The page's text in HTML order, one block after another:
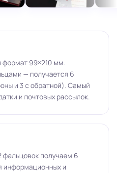
формат 99×210 мм.
— получается 6
и 3 с обратной). Самый
и почтовых рассылок.
фальцовок получаем 6
информационных и